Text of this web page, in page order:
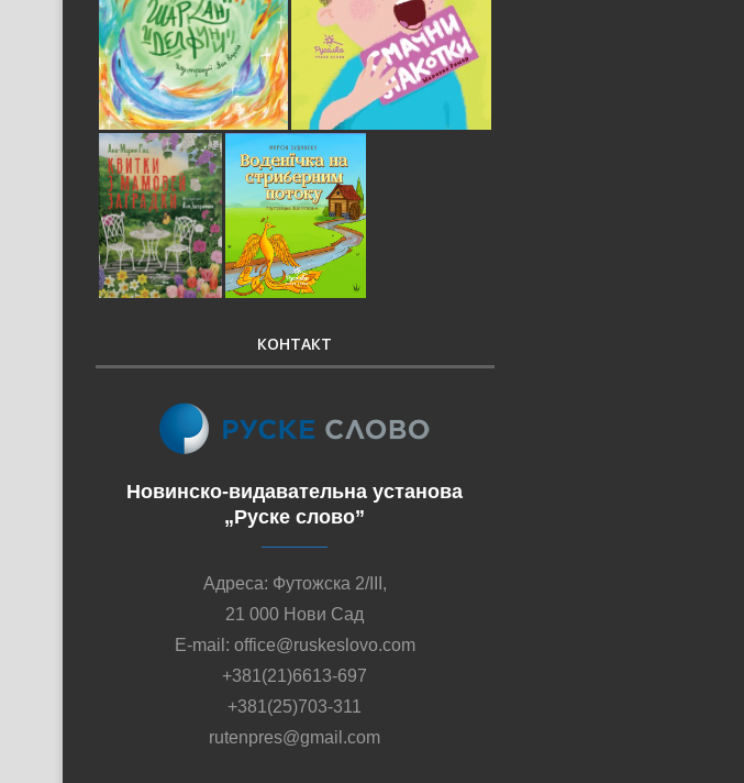
КОНТАКТ
Новинско-видавательна установа
„Руске слово”
Адреса: Футожска 2/III,
21 000 Нови Сад
E-mail: office@ruskeslovo.com
+381(21)6613-697
+381(25)703-311
rutenpres@gmail.com